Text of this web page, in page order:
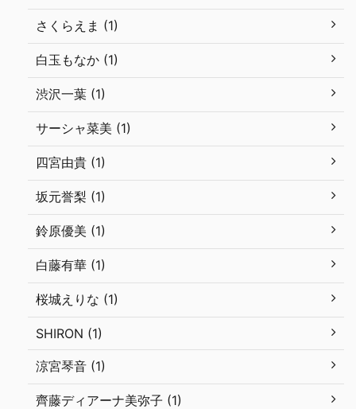
さくらえま (1)
白玉もなか (1)
渋沢一葉 (1)
サーシャ菜美 (1)
四宮由貴 (1)
坂元誉梨 (1)
鈴原優美 (1)
白藤有華 (1)
桜城えりな (1)
SHIRON (1)
涼宮琴音 (1)
齊藤ディアーナ美弥子 (1)